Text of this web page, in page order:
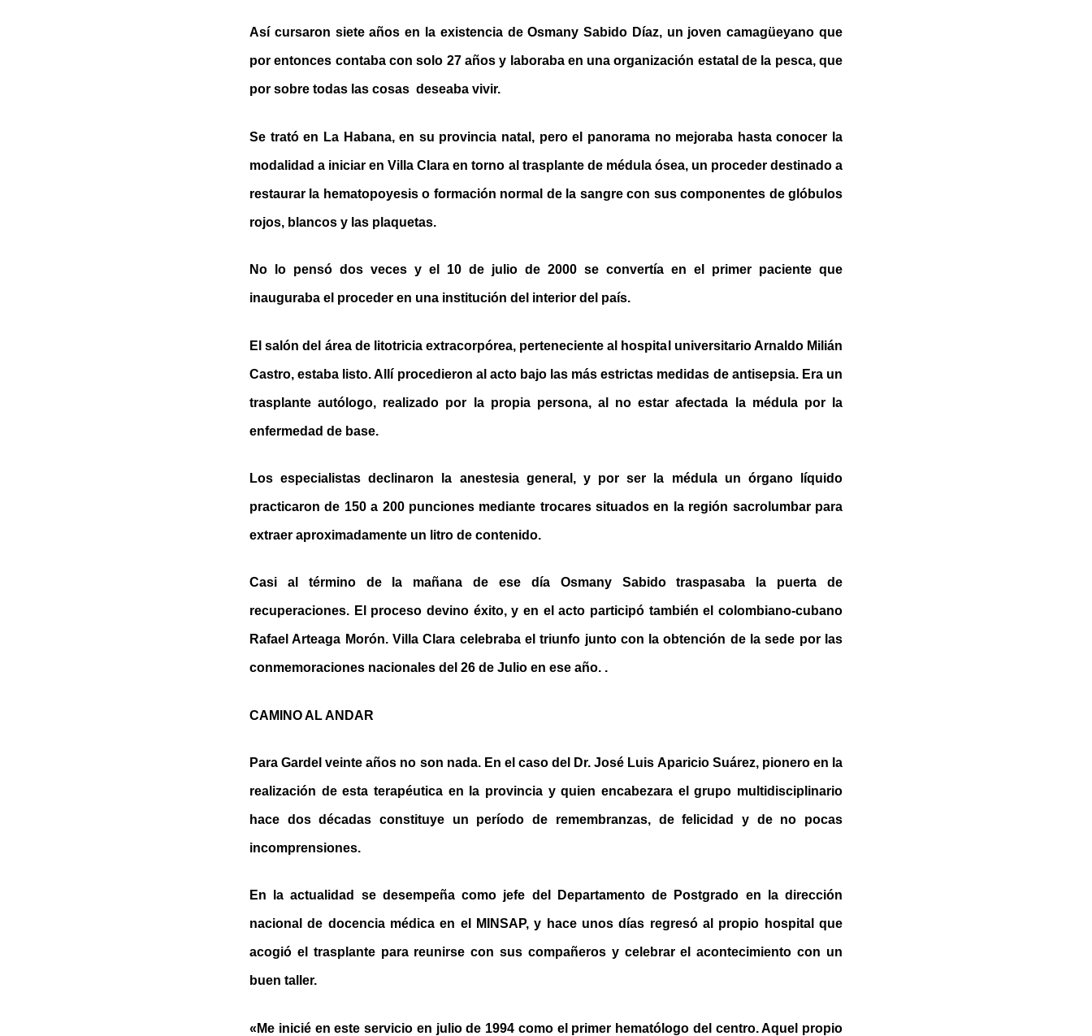
Así cursaron siete años en la existencia de Osmany Sabido Díaz, un joven camagüeyano que
por entonces contaba con solo 27 años y laboraba en una organización estatal de la pesca, que
por sobre todas las cosas deseaba vivir.
Se trató en La Habana, en su provincia natal, pero el panorama no mejoraba hasta conocer la
modalidad a iniciar en Villa Clara en torno al trasplante de médula ósea, un proceder destinado a
restaurar la hematopoyesis o formación normal de la sangre con sus componentes de glóbulos
rojos, blancos y las plaquetas.
No lo pensó dos veces y el 10 de julio de 2000 se convertía en el primer paciente que
inauguraba el proceder en una institución del interior del país.
El salón del área de litotricia extracorpórea, perteneciente al hospital universitario Arnaldo Milián
Castro, estaba listo. Allí procedieron al acto bajo las más estrictas medidas de antisepsia. Era un
trasplante autólogo, realizado por la propia persona, al no estar afectada la médula por la
enfermedad de base.
Los especialistas declinaron la anestesia general, y por ser la médula un órgano líquido
practicaron de 150 a 200 punciones mediante trocares situados en la región sacrolumbar para
extraer aproximadamente un litro de contenido.
Casi al término de la mañana de ese día Osmany Sabido traspasaba la puerta de
recuperaciones. El proceso devino éxito, y en el acto participó también el colombiano-cubano
Rafael Arteaga Morón. Villa Clara celebraba el triunfo junto con la obtención de la sede por las
conmemoraciones nacionales del 26 de Julio en ese año. .
CAMINO AL ANDAR
Para Gardel veinte años no son nada. En el caso del Dr. José Luis Aparicio Suárez, pionero en la
realización de esta terapéutica en la provincia y quien encabezara el grupo multidisciplinario
hace dos décadas constituye un período de remembranzas, de felicidad y de no pocas
incomprensiones.
En la actualidad se desempeña como jefe del Departamento de Postgrado en la dirección
nacional de docencia médica en el MINSAP, y hace unos días regresó al propio hospital que
acogió el trasplante para reunirse con sus compañeros y celebrar el acontecimiento con un
buen taller.
«Me inicié en este servicio en julio de 1994 como el primer hematólogo del centro. Aquel propio